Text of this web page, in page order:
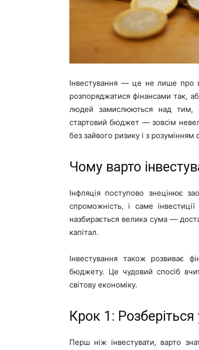
Інвестування — це не лише про
розпоряджатися фінансами так,
людей замислюються над тим,
стартовий бюджет — зовсім
без зайвого ризику і з розумінням
Чому варто
Інфляція поступово знецінює
спроможність, і саме
назбирається велика сума —
капітал.
Інвестування також розвиває
бюджету. Це чудовий спосіб
світову економіку.
Крок 1: Розберіться
Перш ніж інвестувати, варто